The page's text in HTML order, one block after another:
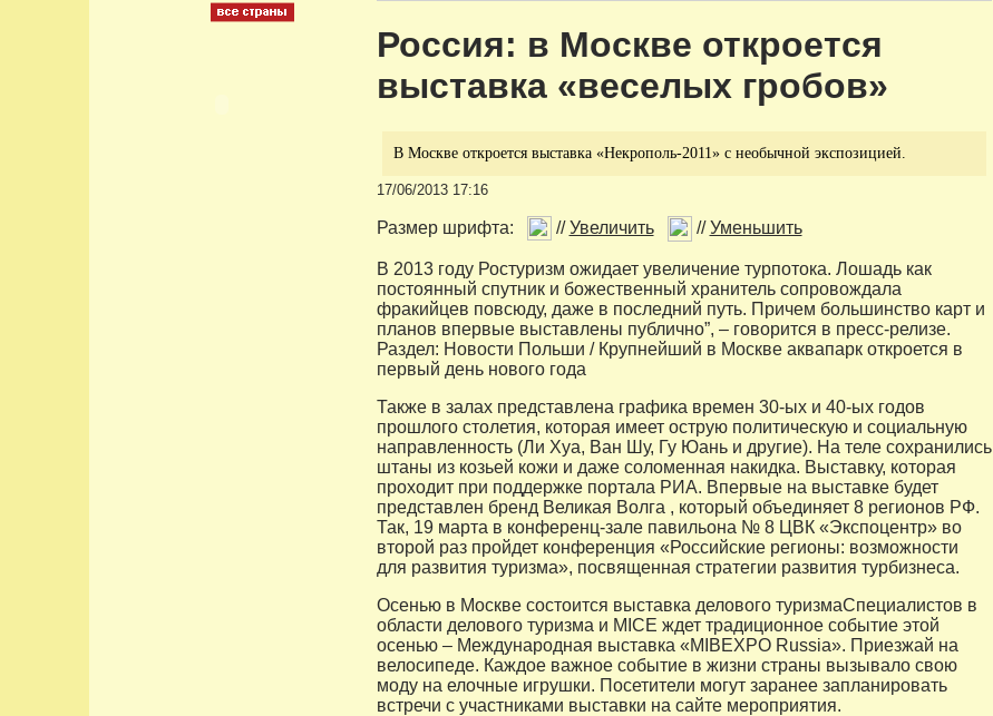
Россия: в Москве откроется
выставка «веселых гробов»
В Москве откроется выставка «Некрополь-2011» с необычной экспозицией.
17/06/2013 17:16
Размер шрифта: //Увеличить //Уменьшить
В 2013 году Ростуризм ожидает увеличение турпотока. Лошадь как
постоянный спутник и божественный хранитель сопровождала
фракийцев повсюду, даже в последний путь. Причем большинство карт и
планов впервые выставлены публично”, – говорится в пресс-релизе.
Раздел: Новости Польши / Крупнейший в Москве аквапарк откроется в
первый день нового года
Также в залах представлена графика времен 30-ых и 40-ых годов
прошлого столетия, которая имеет острую политическую и социальную
направленность (Ли Хуа, Ван Шу, Гу Юань и другие). На теле сохранились
штаны из козьей кожи и даже соломенная накидка. Выставку, которая
проходит при поддержке портала РИА. Впервые на выставке будет
представлен бренд Великая Волга , который объединяет 8 регионов РФ.
Так, 19 марта в конференц-зале павильона № 8 ЦВК «Экспоцентр» во
второй раз пройдет конференция «Российские регионы: возможности
для развития туризма», посвященная стратегии развития турбизнеса.
Осенью в Москве состоится выставка делового туризмаСпециалистов в
области делового туризма и MICE ждет традиционное событие этой
осенью – Международная выставка «MIBEXPO Russia». Приезжай на
велосипеде. Каждое важное событие в жизни страны вызывало свою
моду на елочные игрушки. Посетители могут заранее запланировать
встречи с участниками выставки на сайте мероприятия.